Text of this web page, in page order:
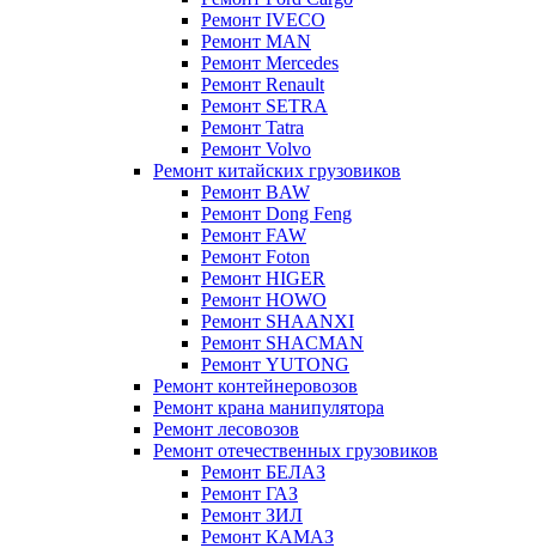
Ремонт IVECO
Ремонт MAN
Ремонт Mercedes
Ремонт Renault
Ремонт SETRA
Ремонт Tatra
Ремонт Volvo
Ремонт китайских грузовиков
Ремонт BAW
Ремонт Dong Feng
Ремонт FAW
Ремонт Foton
Ремонт HIGER
Ремонт HOWO
Ремонт SHAANXI
Ремонт SHACMAN
Ремонт YUTONG
Ремонт контейнеровозов
Ремонт крана манипулятора
Ремонт лесовозов
Ремонт отечественных грузовиков
Ремонт БЕЛАЗ
Ремонт ГАЗ
Ремонт ЗИЛ
Ремонт КАМАЗ